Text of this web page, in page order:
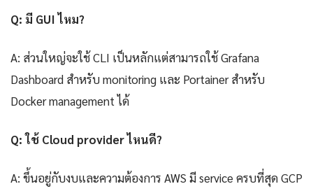
Q: มี GUI ไหม?
A: ส่วนใหญ่จะใช้ CLI เป็นหลักแต่สามารถใช้ Grafana
Dashboard สำหรับ monitoring และ Portainer สำหรับ
Docker management ได้
Q: ใช้ Cloud provider ไหนดี?
A: ขึ้นอยู่กับงบและความต้องการ AWS มี service ครบที่สุด GCP